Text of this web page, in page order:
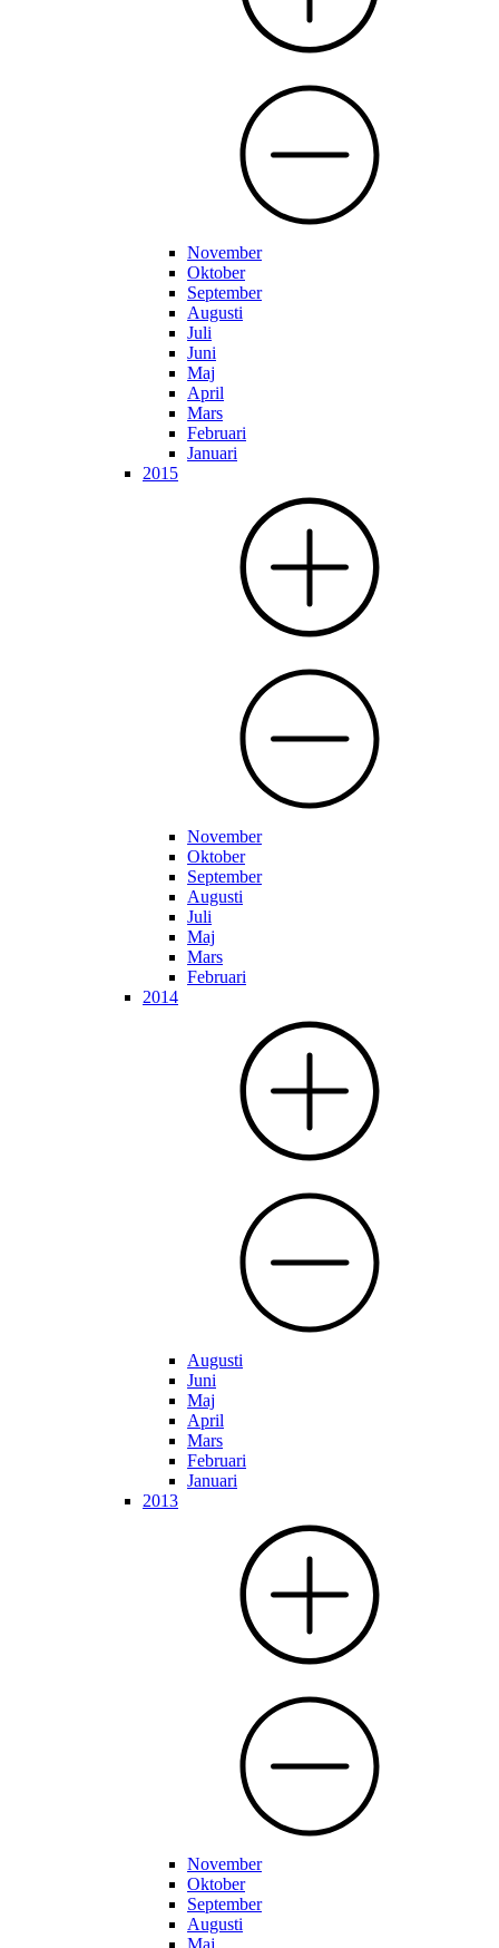
November
Oktober
September
Augusti
Juli
Juni
Maj
April
Mars
Februari
Januari
2015
November
Oktober
September
Augusti
Juli
Maj
Mars
Februari
2014
Augusti
Juni
Maj
April
Mars
Februari
Januari
2013
November
Oktober
September
Augusti
Maj